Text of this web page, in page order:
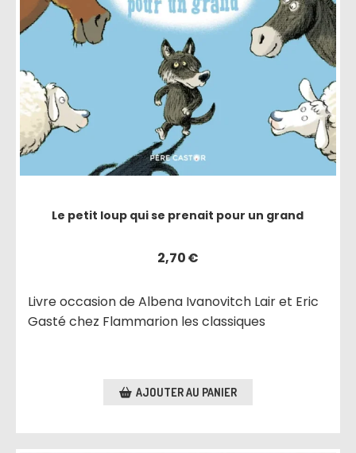
Le petit loup qui se prenait pour un grand
2,70€
Livre occasion de Albena Ivanovitch Lair et Eric
Gasté chez Flammarion les classiques
AJOUTER AU PANIER